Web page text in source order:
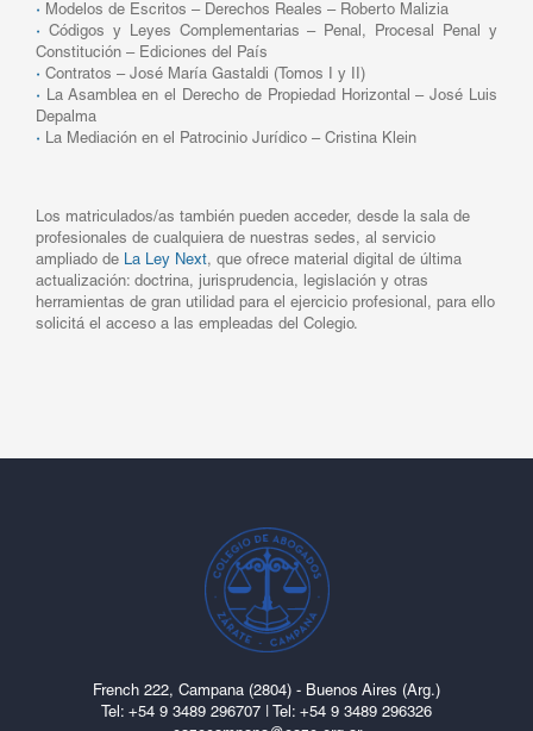
· Modelos de Escritos – Derechos Reales – Roberto Malizia
· Códigos y Leyes Complementarias – Penal, Procesal Penal y
Constitución – Ediciones del País
· Contratos – José María Gastaldi (Tomos I y II)
· La Asamblea en el Derecho de Propiedad Horizontal – José Luis
Depalma
· La Mediación en el Patrocinio Jurídico – Cristina Klein
Los matriculados/as también pueden acceder, desde la sala de
profesionales de cualquiera de nuestras sedes, al servicio
ampliado de La Ley Next, que ofrece material digital de última
actualización: doctrina, jurisprudencia, legislación y otras
herramientas de gran utilidad para el ejercicio profesional, para ello
solicitá el acceso a las empleadas del Colegio.
French 222, Campana (2804) - Buenos Aires (Arg.)
Tel: ‎+54 9 3489 296707 | Tel: +54 9 3489 296326